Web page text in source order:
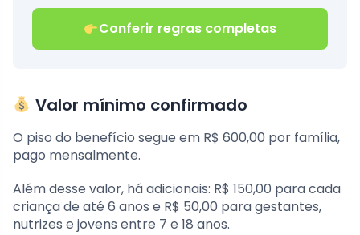
Conferir regras completas
Valor mínimo confirmado
O piso do benefício segue em R$ 600,00 por família,
pago mensalmente.
Além desse valor, há adicionais: R$ 150,00 para cada
criança de até 6 anos e R$ 50,00 para gestantes,
nutrizes e jovens entre 7 e 18 anos.